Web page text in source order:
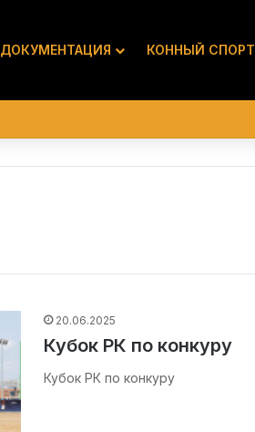
ДОКУМЕНТАЦИЯ КОННЫЙ СПОРТ
20.06.2025
Кубок РК по конкуру
Кубок РК по конкуру